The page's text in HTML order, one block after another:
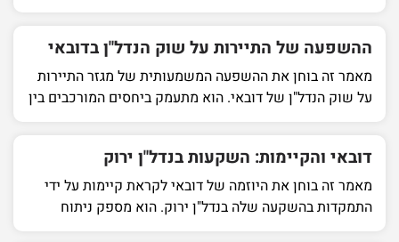
ההשפעה של התיירות על שוק הנדל"ן בדובאי
מאמר זה בוחן את ההשפעה המשמעותית של מגזר התיירות
על שוק הנדל"ן של דובאי. הוא מתעמק ביחסים המורכבים בין
דובאי והקיימות: השקעות בנדל"ן ירוק
מאמר זה בוחן את היוזמה של דובאי לקראת קיימות על ידי
התמקדות בהשקעה שלה בנדל"ן ירוק. הוא מספק ניתוח